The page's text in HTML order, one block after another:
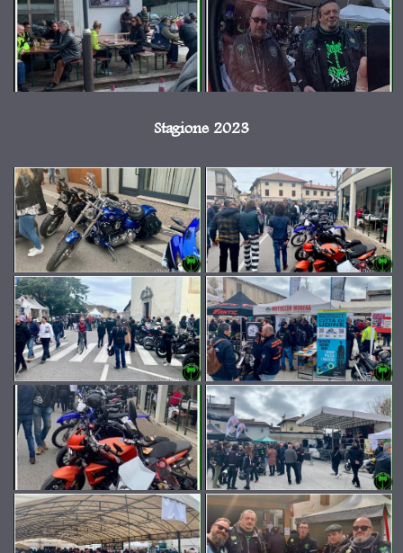
Stagione 2023